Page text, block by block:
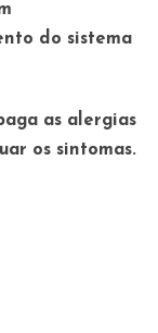
do sistema
as alergias
os sintomas.